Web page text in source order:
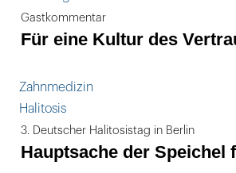
Gastkommentar
Für eine Kultur des
Zahnmedizin
Halitosis
3. Deutscher Halitosistag in Berlin
Hauptsache der Speichel